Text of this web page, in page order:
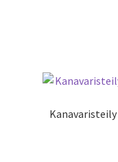
Kanavaristeily